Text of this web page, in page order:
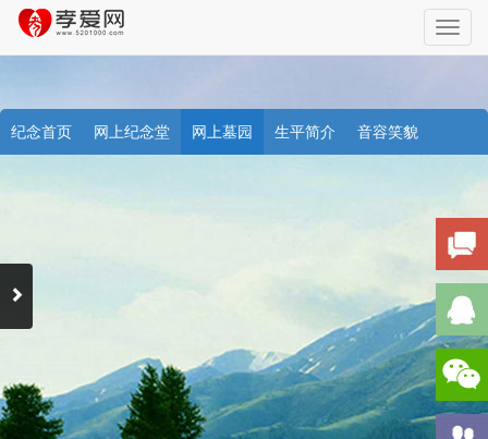
纪念首页 网上纪念堂 网上墓园 生平简介 音容笑貌
天堂商城